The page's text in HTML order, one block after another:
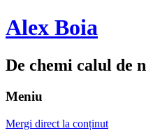
Alex Boia
De chemi calul de
Meniu
Mergi direct la conținut